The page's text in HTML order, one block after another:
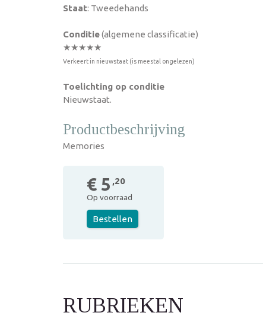
Staat: Tweedehands
Conditie(algemene classificatie)
★★★★★
Verkeert in nieuwstaat (is meestal ongelezen)
Toelichting op conditie
Nieuwstaat.
Productbeschrijving
Memories
€ 5 ,20
Op voorraad
Bestellen
RUBRIEKEN